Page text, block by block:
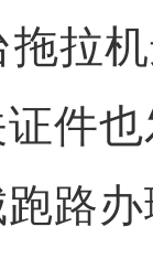
拖拉
件
路